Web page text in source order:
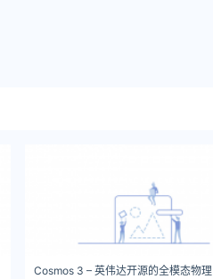
Cosmos 3 – 英伟达开源的全模态物